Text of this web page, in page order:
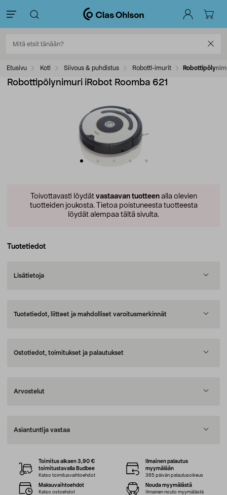
Etusivu Koti Siivous & puhdistus Robotti-imurit
Robottipölynimuri iRobot Roomba 621
Toivottavasti löydät vastaavan tuotteenalla olevien
tuotteiden joukosta. Tietoa poistuneesta tuotteesta
löydät alempaa tältä sivulta.
Tuotetiedot
Lisätietoja
Tuotetiedot, liitteet ja mahdolliset varoitusmerkinnät
Ostotiedot, toimitukset ja palautukset
Arvostelut
Asiantuntija vastaa
Toimitus alkaen 3,90 €
toimitustavalla Budbee
Katso toimitusvaihtoehdot
Ilmainen palautus
myymälään
365 päivän palautusoikeus
Maksuvaihtoehdot
Katso ostoehdot
Nouda myymälästä
Ilmainen nouto myymälästä